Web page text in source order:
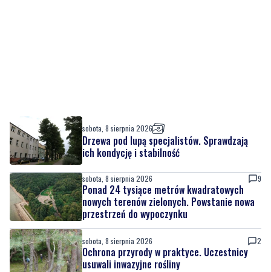
sobota, 8 sierpnia 2026
Drzewa pod lupą specjalistów. Sprawdzają
ich kondycję i stabilność
sobota, 8 sierpnia 2026 9
Ponad 24 tysiące metrów kwadratowych
nowych terenów zielonych. Powstanie nowa
przestrzeń do wypoczynku
sobota, 8 sierpnia 2026 2
Ochrona przyrody w praktyce. Uczestnicy
usuwali inwazyjne rośliny